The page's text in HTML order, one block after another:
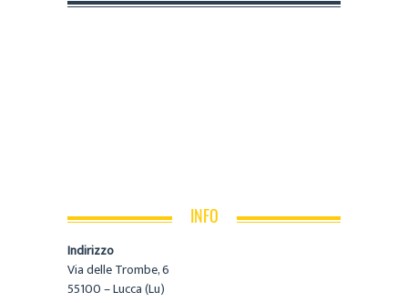
INFO
Indirizzo
Via delle Trombe, 6
55100 – Lucca (Lu)